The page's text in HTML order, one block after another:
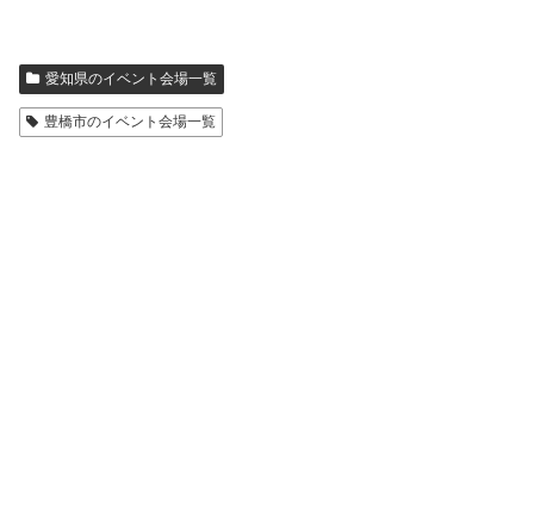
愛知県のイベント会場一覧
豊橋市のイベント会場一覧